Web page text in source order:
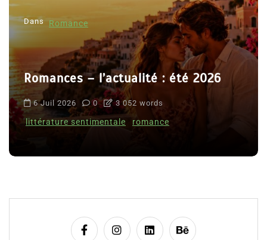
Dans Romance
Romances – l’actualité : été 2026
6 Juil 2026 0 3 052 words
littérature sentimentale romance